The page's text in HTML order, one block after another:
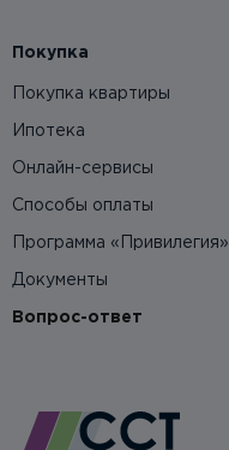
Покупка
Покупка квартиры
Ипотека
Онлайн-сервисы
Способы оплаты
Программа «Привилегия»
Документы
Вопрос-ответ